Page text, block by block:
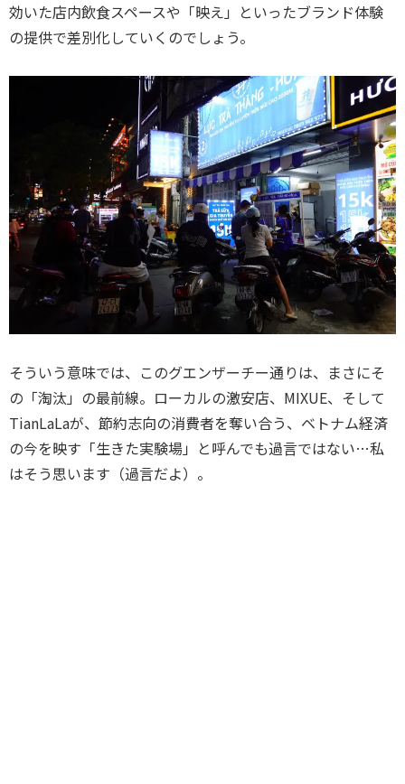
効いた店内飲食スペースや「映え」といったブランド体験
の提供で差別化していくのでしょう。
そういう意味では、このグエンザーチー通りは、まさにそ
の「淘汰」の最前線。ローカルの激安店、MIXUE、そして
TianLaLaが、節約志向の消費者を奪い合う、ベトナム経済
の今を映す「生きた実験場」と呼んでも過言ではない…私
はそう思います（過言だよ）。